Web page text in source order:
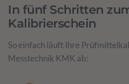
In fünf Schritten
Kalibrierschein
So einfach läuft Ihre
Messtechnik KMK ab: